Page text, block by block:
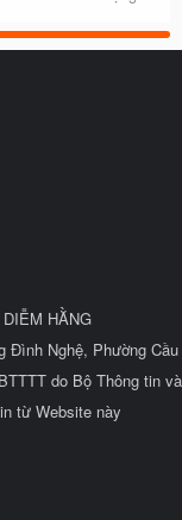
HẰNG
Nghệ, Phường
do Bộ Thông tin
từ Website này